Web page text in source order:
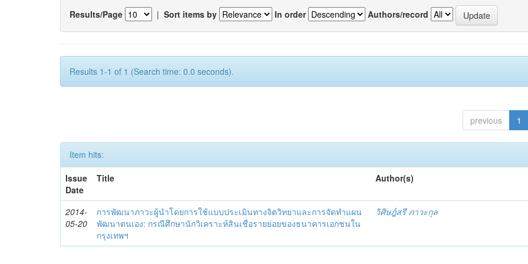
Results/Page | Sort items by In order Authors/record
Results 1-1 of 1 (Search time: 0.0 seconds).
previous 1
Item hits:
Issue
Date
Title Author(s)
2014-
05-20
การพัฒนาภาวะผู้นำโดยการใช้แบบประเมินทางจิตวิทยาและการจัดทำแผน
พัฒนาตนเอง: กรณีศึกษานักวิเคราะห์สินเชื่อรายย่อยของธนาคารเอกชนใน
กรุงเทพฯ
วิศิษฎ์สรี ภาวะกุล